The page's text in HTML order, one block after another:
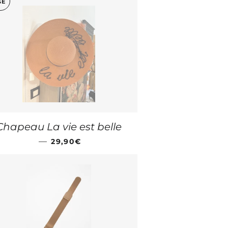
La vie est belle
— PRIX RÉGULIER
29,90€